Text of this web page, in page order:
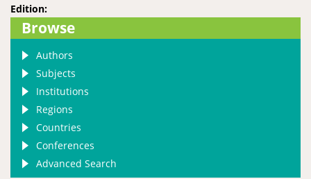
Edition:
Browse
Authors
Subjects
Institutions
Regions
Countries
Conferences
Advanced Search